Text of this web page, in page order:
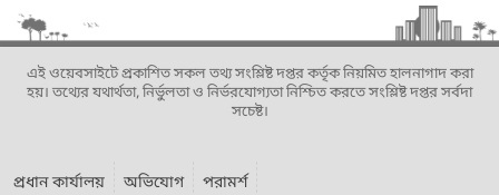
এই ওয়েবসাইটে প্রকাশিত সকল তথ্য সংশ্লিষ্ট দপ্তর কর্তৃক নিয়মিত হালনাগাদ করা
হয়। তথ্যের যথার্থতা, নির্ভুলতা ও নির্ভরযোগ্যতা নিশ্চিত করতে সংশ্লিষ্ট দপ্তর সর্বদা
সচেষ্ট।
প্রধান কার্যালয় অভিযোগ পরামর্শ